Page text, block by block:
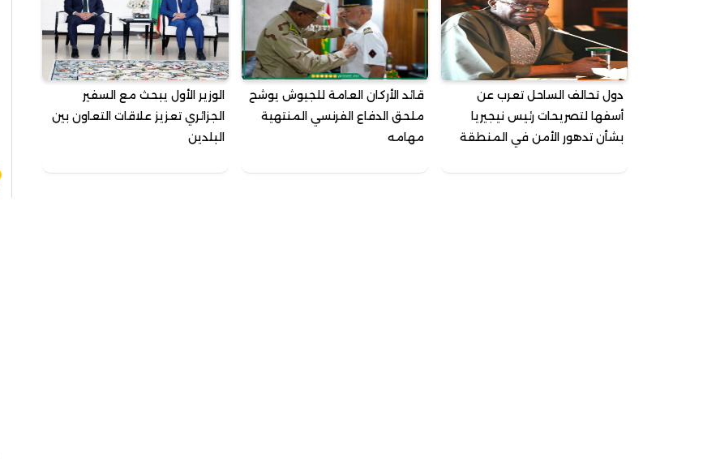
دول تحالف الساحل تعرب عن
أسفها لتصريحات رئيس نيجيريا
بشأن تدهور الأمن في المنطقة
قائد الأركان العامة للجيوش يوشح
ملحق الدفاع الفرنسي المنتهية
مهامه
الوزير الأول يبحث مع السفير
الجزائري تعزيز علاقات التعاون بين
البلدين